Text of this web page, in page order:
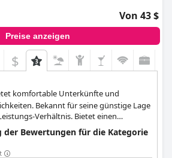
Von 43 $
Preise anzeigen
$
komfortable Unterkünfte und
Bekannt für seine günstige Lage
Verhältnis. Bietet einen
für preisbewusste Reisende.
der Bewertungen für die Kategorie